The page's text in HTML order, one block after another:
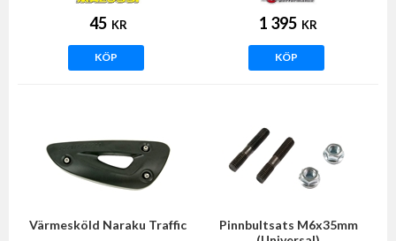
45 KR
KÖP
1 395 KR
KÖP
Värmesköld Naraku Traffic
Pinnbultsats M6x35mm